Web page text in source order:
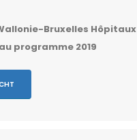
Bruxelles Hôpitaux
programme 2019